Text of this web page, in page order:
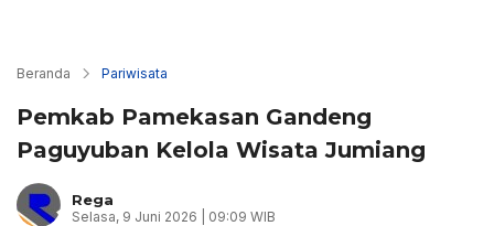
Beranda Pariwisata
Pemkab Pamekasan Gandeng
Paguyuban Kelola Wisata Jumiang
Rega
Selasa, 9 Juni 2026 | 09:09 WIB